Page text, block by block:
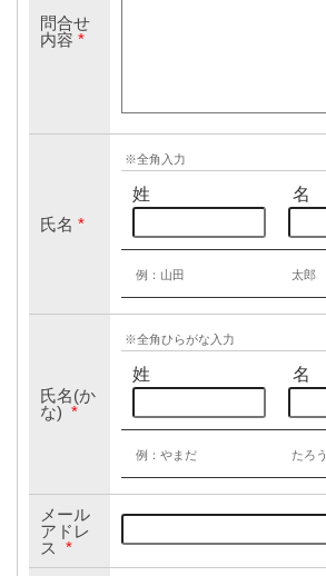
問合せ
内容 *
氏名 *
※全角入力
姓 名
例：山田 太郎
氏名(か
な) *
※全角ひらがな入力
姓 名
例：やまだ たろう
メール
アドレ
ス *